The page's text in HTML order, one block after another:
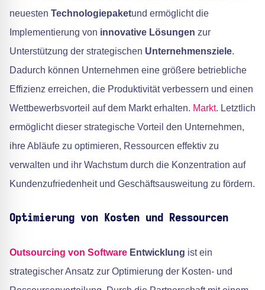
neuesten Technologiepaketund ermöglicht die
Implementierung von innovative Lösungen zur
Unterstützung der strategischen Unternehmensziele.
Dadurch können Unternehmen eine größere betriebliche
Effizienz erreichen, die Produktivität verbessern und einen
Wettbewerbsvorteil auf dem Markt erhalten. Markt. Letztlich
ermöglicht dieser strategische Vorteil den Unternehmen,
ihre Abläufe zu optimieren, Ressourcen effektiv zu
verwalten und ihr Wachstum durch die Konzentration auf
Kundenzufriedenheit und Geschäftsausweitung zu fördern.
Optimierung von Kosten und Ressourcen
Outsourcing von Software Entwicklung ist ein
strategischer Ansatz zur Optimierung der Kosten- und